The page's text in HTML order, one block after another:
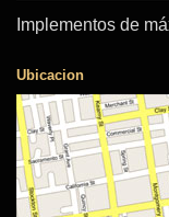
Implementos de
Ubicacion